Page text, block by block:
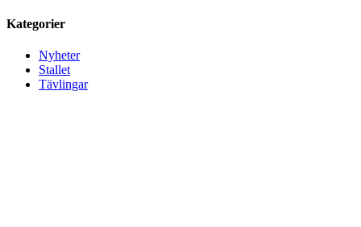
Kategorier
Nyheter
Stallet
Tävlingar